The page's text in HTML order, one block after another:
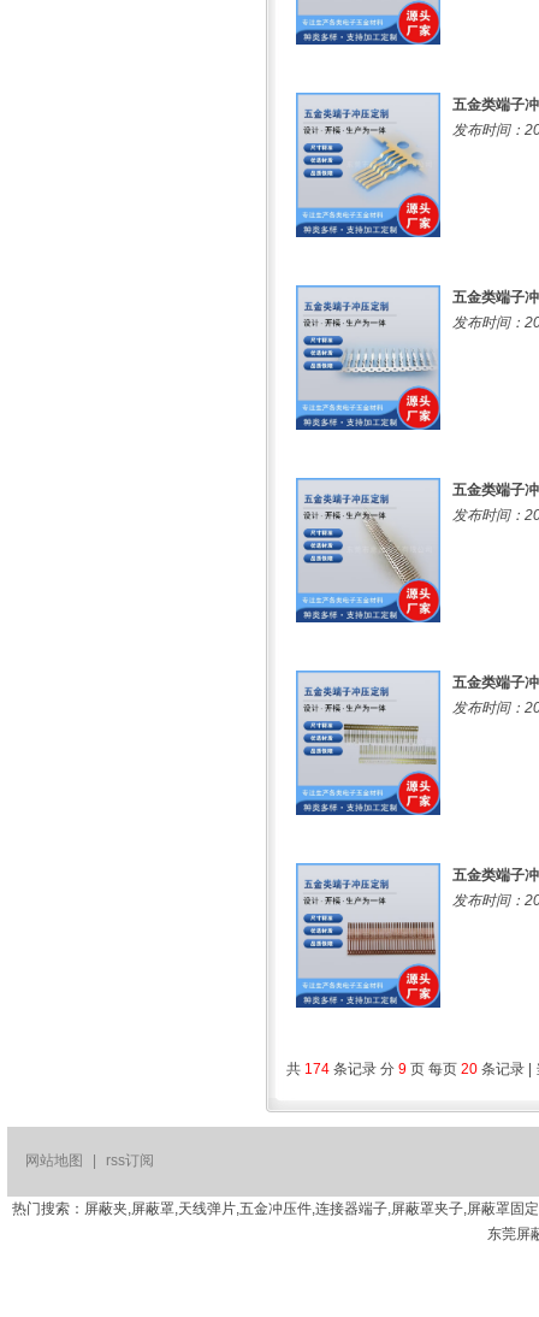
五金类端子
发布时间：
五金类端子
发布时间：
五金类端子
发布时间：
五金类端子
发布时间：
五金类端子
发布时间：
共 174条记录 分 9页 每页 20条记录 |
网站地图 rss订阅
热门搜索：屏蔽夹,屏蔽罩,天线弹片,五金冲压件,连接器端子,屏蔽罩夹子,屏蔽罩
东莞屏